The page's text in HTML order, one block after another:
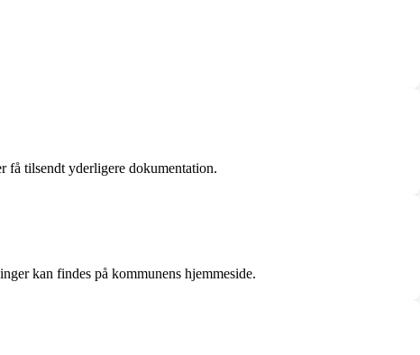
få tilsendt yderligere dokumentation.
kan findes på kommunens hjemmeside.